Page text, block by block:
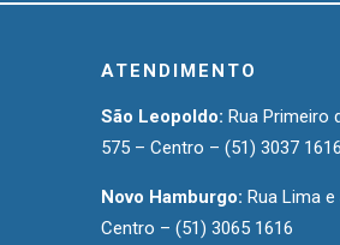
ATENDIMENTO
São Leopoldo: Rua Primeiro
575 – Centro – (51) 3037 1616
Novo Hamburgo: Rua Lima e
Centro – (51) 3065 1616